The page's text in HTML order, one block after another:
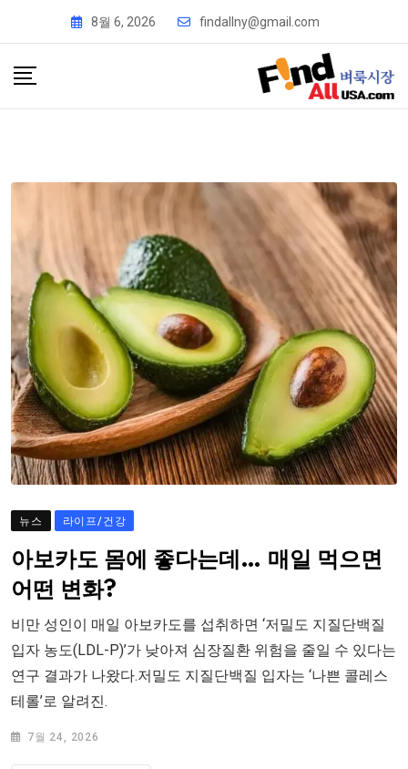
8월 6, 2026 findallny@gmail.com
뉴스 라이프/건강
아보카도 몸에 좋다는데… 매일 먹으면
어떤 변화?
비만 성인이 매일 아보카도를 섭취하면 ‘저밀도 지질단백질
입자 농도(LDL-P)’가 낮아져 심장질환 위험을 줄일 수 있다는
연구 결과가 나왔다.저밀도 지질단백질 입자는 ‘나쁜 콜레스
테롤’로 알려진.
7월 24, 2026